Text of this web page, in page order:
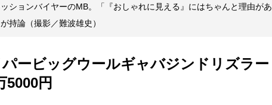
ッションバイヤーのMB。「『おしゃれに見える』にはちゃんと理由があ
持論（撮影／難波雄史）
ービッグウールギャバジンドリズラー
5000円